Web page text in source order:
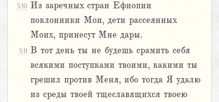
3:10 Из заречных стран Ефиопии
поклонники Мои, дети рассеянных
Моих, принесут Мне дары.
3:11 В тот день ты не будешь срамить себя
всякими поступками твоими, какими ты
грешил против Меня, ибо тогда Я удалю
из среды твоей тщеславящихся твоею